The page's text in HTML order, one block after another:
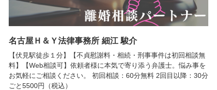
名古屋Ｈ＆Ｙ法律事務所 細江 駿介
【伏見駅徒歩１分】【不貞慰謝料・相続・刑事事件は初回相談無
料】【Web相談可】依頼者様に本気で寄り添う弁護士。悩み事を
お気軽にご相談ください。 初回相談：60分無料 2回目以降：30分
ごと5500円（税込）